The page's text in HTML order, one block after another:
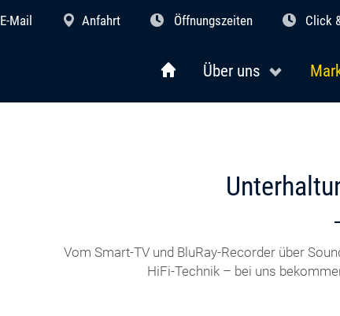
E-Mail Anfahrt Öffnungszeiten Click
Über uns
Vom Smart-TV und BluRay-Recorder über
HiFi-Technik – bei uns